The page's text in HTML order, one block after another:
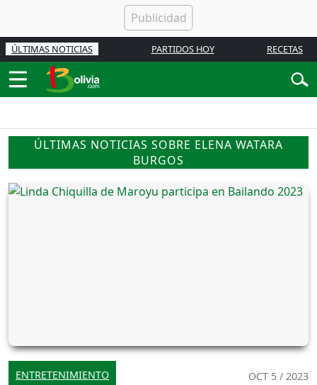
ÚLTIMAS NOTICIAS PARTIDOS HOY RECETAS
ÚLTIMAS NOTICIAS SOBRE ELENA WATARA
BURGOS
ENTRETENIMIENTO OCT 5 / 2023